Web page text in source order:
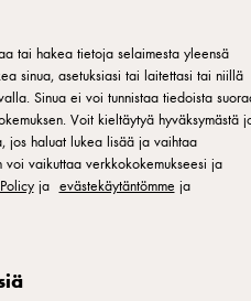
tai hakea tietoja selaimesta yleensä
sinua, asetuksiasi tai laitettasi tai niillä
Sinua ei voi tunnistaa tiedoista
Voit kieltäytyä hyväksymästä
jos haluat lukea lisää ja vaihtaa
voi vaikuttaa verkkokokemukseesi ja
ja evästekäytäntömme ja